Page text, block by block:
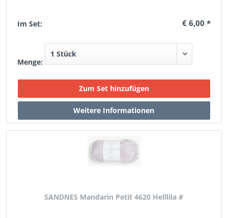
Im Set: € 6,00 *
Menge:
SANDNES Mandarin Petit 4620 Helllila #